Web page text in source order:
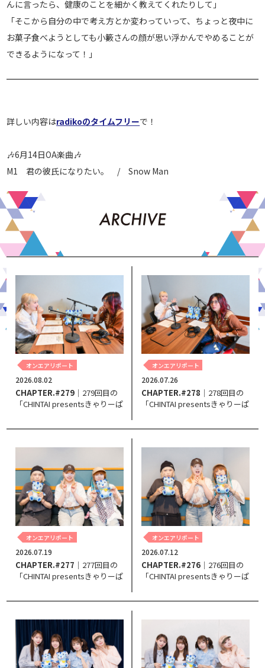
んに言ったら、健康のことを細かく教えてくれたりして」
「そこから自分の中で考え方とか変わっていって、ちょっと夜中に
お菓子食べようとしても小籔さんの顔が思い浮かんでやめることが
できるようになって！」
詳しい内容はradikoのタイムフリーで！
🎶6月14日OA楽曲🎶
M1 君の彼氏になりたい。 / Snow Man
オンエアリポート
2026.08.02
CHAPTER.#279 ｜279回目の
「CHINTAI presentsきゃりーぱ
Your Heart～」。
オンエアリポート
2026.07.26
CHAPTER.#278 ｜278回目の
「CHINTAI presentsきゃりーぱ
Your Heart～」。
オンエアリポート
2026.07.19
CHAPTER.#277 ｜277回目の
「CHINTAI presentsきゃりーぱ
Your Heart～」。
オンエアリポート
2026.07.12
CHAPTER.#276 ｜276回目の
「CHINTAI presentsきゃりーぱ
Your Heart～」。